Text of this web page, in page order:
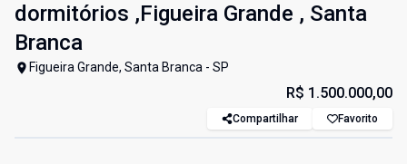
dormitórios ,Figueira Grande , Santa
Branca
Figueira Grande, Santa Branca - SP
R$ 1.500.000,00
Compartilhar Favorito